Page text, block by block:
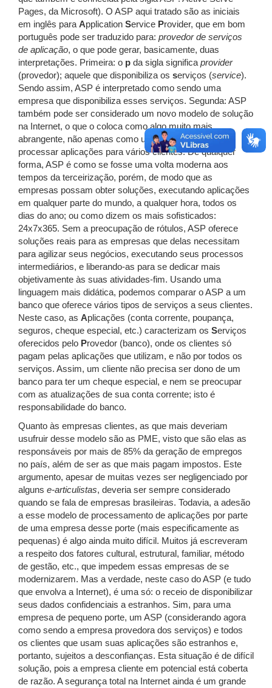
Pages, da Microsoft). O ASP aqui tratado são as iniciais
em inglês para Application Service Provider, que em bom
português pode ser traduzido para: provedor de serviços
de aplicação, o que pode gerar, basicamente, duas
interpretações. Primeira: o p da sigla significa provider
(provedor); aquele que disponibiliza os serviços (service).
Sendo assim, ASP é interpretado como sendo uma
empresa que disponibiliza esses serviços. Segunda: ASP
também pode ser considerado um novo modelo de solução
na Internet, o que o coloca como algo muito mais
abrangente, não apenas como uma ferramenta de
processar aplicações para vários clientes. De qualquer
forma, ASP é como se fosse uma volta moderna aos
tempos da terceirização, porém, de modo que as
empresas possam obter soluções, executando aplicações
em qualquer parte do mundo, a qualquer hora, todos os
dias do ano; ou como dizem os mais sofisticados:
24x7x365. Sem a preocupação de rótulos, ASP oferece
soluções reais para as empresas que delas necessitam
para agilizar seus negócios, executando seus processos
intermediários, e liberando-as para se dedicar mais
objetivamente às suas atividades-fim. Usando uma
linguagem mais didática, podemos comparar o ASP a um
banco que oferece vários tipos de serviços a seus clientes.
Neste caso, as Aplicações (conta corrente, poupança,
seguros, cheque especial, etc.) caracterizam os Serviços
oferecidos pelo Provedor (banco), onde os clientes só
pagam pelas aplicações que utilizam, e não por todos os
serviços. Assim, um cliente não precisa ser dono de um
banco para ter um cheque especial, e nem se preocupar
com as atualizações de sua conta corrente; isto é
responsabilidade do banco.
Quanto às empresas clientes, as que mais deveriam
usufruir desse modelo são as PME, visto que são elas as
responsáveis por mais de 85% da geração de empregos
no país, além de ser as que mais pagam impostos. Este
argumento, apesar de muitas vezes ser negligenciado por
alguns e-articulistas, deveria ser sempre considerado
quando se fala de empresas brasileiras. Todavia, a adesão
a esse modelo de processamento de aplicações por parte
de uma empresa desse porte (mais especificamente as
pequenas) é algo ainda muito difícil. Muitos já escreveram
a respeito dos fatores cultural, estrutural, familiar, método
de gestão, etc., que impedem essas empresas de se
modernizarem. Mas a verdade, neste caso do ASP (e tudo
que envolva a Internet), é uma só: o receio de disponibilizar
seus dados confidenciais a estranhos. Sim, para uma
empresa de pequeno porte, um ASP (considerando agora
como sendo a empresa provedora dos serviços) e todos
os clientes que usam suas aplicações são estranhos e,
portanto, sujeitos a desconfianças. Esta situação é de difícil
solução, pois a empresa cliente em potencial está coberta
de razão. A segurança total na Internet ainda é um grande